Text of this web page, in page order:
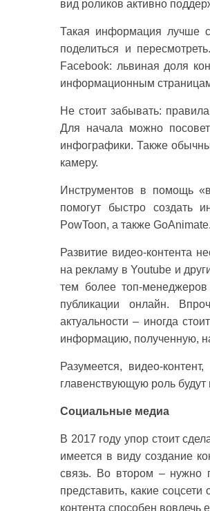
вид роликов активно
Такая информация лучше
поделиться и
Facebook: львиная доля
информационным
Не стоит забывать:
Для начала можно
инфографики. Также
камеру.
Инструментов в помощь
помогут быстро создать
PowToon, а также
Развитие видео-контента
на рекламу в Youtube и
тем более топ-
публикации онлайн.
актуальности – иногда
информацию, полученную,
Разумеется, видео-
главенствующую роль будут
Социальные медиа
В 2017 году упор стоит
имеется в виду создание
связь. Во втором – нужно
представить, какие
контента способен вовлечь